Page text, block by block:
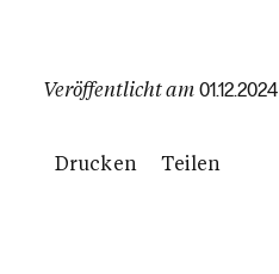
Veröffentlicht am 01.12.2024
Drucken Teilen